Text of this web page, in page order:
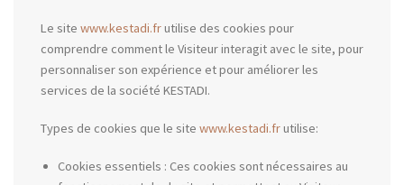
Le site www.kestadi.frutilise des cookies pour
comprendre comment le Visiteur interagit avec le site, pour
personnaliser son expérience et pour améliorer les
services de la société KESTADI.
Types de cookies que le site www.kestadi.frutilise:
Cookies essentiels : Ces cookies sont nécessaires au